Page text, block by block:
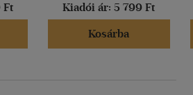
Ft
Kiadói ár: 5 799 Ft
Kosárba